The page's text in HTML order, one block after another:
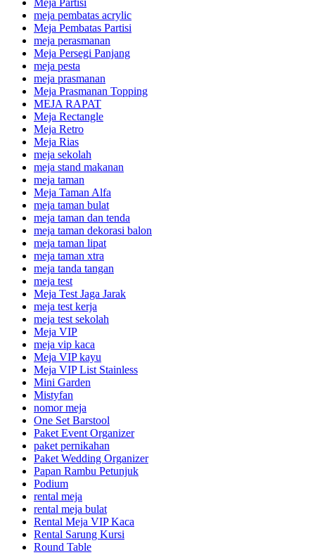
meja pembatas acrylic
Meja Pembatas Partisi
meja perasmanan
Meja Persegi Panjang
meja pesta
meja prasmanan
Meja Prasmanan Topping
MEJA RAPAT
Meja Rectangle
Meja Retro
Meja Rias
meja sekolah
meja stand makanan
meja taman
Meja Taman Alfa
meja taman bulat
meja taman dan tenda
meja taman dekorasi balon
meja taman lipat
meja taman xtra
meja tanda tangan
meja test
Meja Test Jaga Jarak
meja test kerja
meja test sekolah
Meja VIP
meja vip kaca
Meja VIP kayu
Meja VIP List Stainless
Mini Garden
Mistyfan
nomor meja
One Set Barstool
Paket Event Organizer
paket pernikahan
Paket Wedding Organizer
Papan Rambu Petunjuk
Podium
rental meja
rental meja bulat
Rental Meja VIP Kaca
Rental Sarung Kursi
Round Table